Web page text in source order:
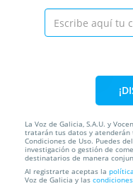
Menú para 2 de
incluye post...
Abrasador Gaia Medieval
La Voz de Galicia, S.A.U. y
tratarán tus datos y atenderán
Condiciones de Uso. Puedes
investigación o gestión de
destinatarios de manera
Al registrarte aceptas la
Voz de Galicia y las